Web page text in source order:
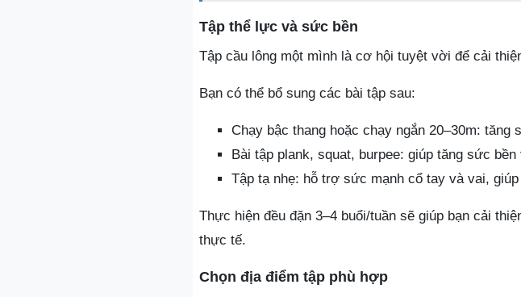
Tập thể lực và sức bền
Tập cầu lông một mình là cơ hội tuyệt vời để cải
Bạn có thể bổ sung các bài tập sau:
Chạy bậc thang hoặc chạy ngắn 20–30m: tăng
Bài tập plank, squat, burpee: giúp tăng sức
Tập tạ nhẹ: hỗ trợ sức mạnh cổ tay và vai,
Thực hiện đều đặn 3–4 buổi/tuần sẽ giúp bạn cải
thực tế.
Chọn địa điểm tập phù hợp